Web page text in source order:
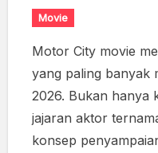
Movie
Motor City movie
yang paling banyak
2026. Bukan hanya
jajaran aktor
konsep